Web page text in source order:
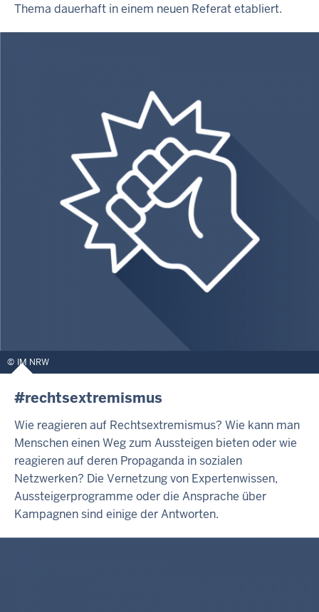
Thema dauerhaft in einem neuen Referat etabliert.
IM NRW
#rechtsextremismus
Wie reagieren auf Rechtsextremismus? Wie kann man
Menschen einen Weg zum Aussteigen bieten oder wie
reagieren auf deren Propaganda in sozialen
Netzwerken? Die Vernetzung von Expertenwissen,
Aussteigerprogramme oder die Ansprache über
Kampagnen sind einige der Antworten.